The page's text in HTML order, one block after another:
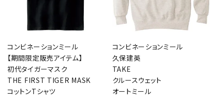
コンビネーションミール
【期間限定販売アイテム】
初代タイガーマスク
THE FIRST TIGER MASK
コットンTシャツ
コンビネーションミール
久保建英
TAKE
クルースウェット
オートミール